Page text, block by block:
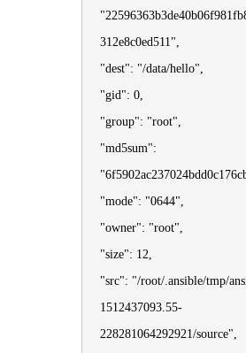
312e8c0ed511",
"dest": "/data/hello",
"gid": 0,
"group": "root",
"md5sum":
"mode": "0644",
"owner": "root",
"size": 12,
"src": "/root/.ansible/tmp/
1512437093.55-
228281064292921/source",